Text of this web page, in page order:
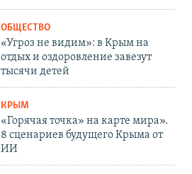
ОБЩЕСТВО
«Угроз не видим»: в Крым на
отдых и оздоровление завезут
тысячи детей
КРЫМ
«Горячая точка» на карте мира».
8 сценариев будущего Крыма от
ИИ